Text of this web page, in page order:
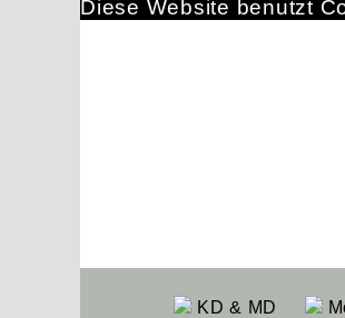
KD & MD
Diese Website benutzt